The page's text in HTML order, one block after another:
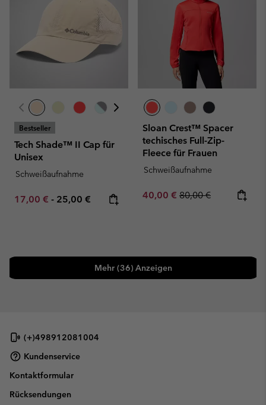
Bestseller
Tech Shade™ II Cap für
Unisex
Schweißaufnahme
Minimum sale price:
17,00 € - Maximum price:
25,00 €
Sloan Crest™ Spacer
techisches Full-Zip-
Fleece für Frauen
Schweißaufnahme
Sale price:
40,00 € Regular price:
80,00 €
Mehr (36) Anzeigen
(+)498912081004
Kundenservice
Kontaktformular
Rücksendungen